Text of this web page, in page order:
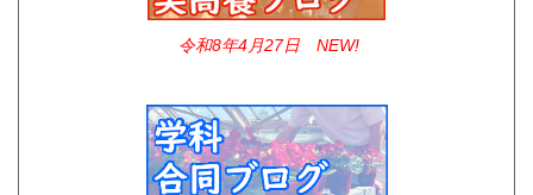
令和8年4月27日 NEW!